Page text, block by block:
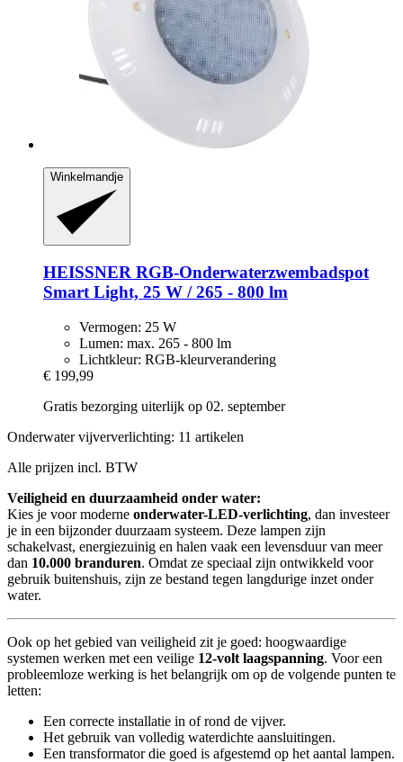
Winkelmandje
HEISSNER RGB-​Onderwaterzwembadspot
Smart Light, 25 W / 265 -​ 800 lm
Vermogen: 25 W
Lumen: max. 265 - 800 lm
Lichtkleur: RGB-kleurverandering
€ 199,99
Gratis bezorging uiterlijk op 02. september
Onderwater vijververlichting: 11 artikelen
Alle prijzen incl. BTW
Veiligheid en duurzaamheid onder water:
Kies je voor moderne onderwater-LED-verlichting, dan investeer
je in een bijzonder duurzaam systeem. Deze lampen zijn
schakelvast, energiezuinig en halen vaak een levensduur van meer
dan 10.000 branduren. Omdat ze speciaal zijn ontwikkeld voor
gebruik buitenshuis, zijn ze bestand tegen langdurige inzet onder
water.
Ook op het gebied van veiligheid zit je goed: hoogwaardige
systemen werken met een veilige 12-volt laagspanning. Voor een
probleemloze werking is het belangrijk om op de volgende punten te
letten:
Een correcte installatie in of rond de vijver.
Het gebruik van volledig waterdichte aansluitingen.
Een transformator die goed is afgestemd op het aantal lampen.